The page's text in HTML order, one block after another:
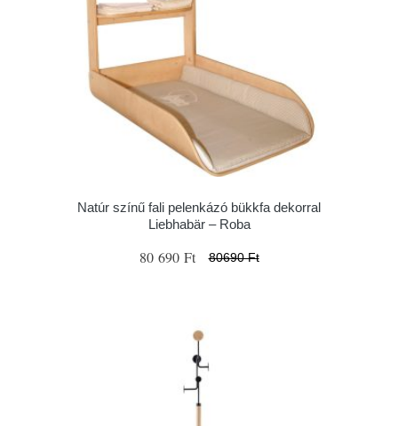
Natúr színű fali pelenkázó bükkfa dekorral
Liebhabär – Roba
80 690 Ft 80690 Ft